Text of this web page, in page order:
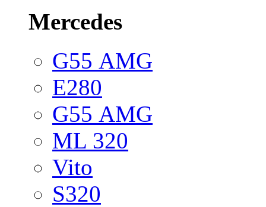
Mercedes
G55 АМG
E280
G55 АМG
ML 320
Vito
S320